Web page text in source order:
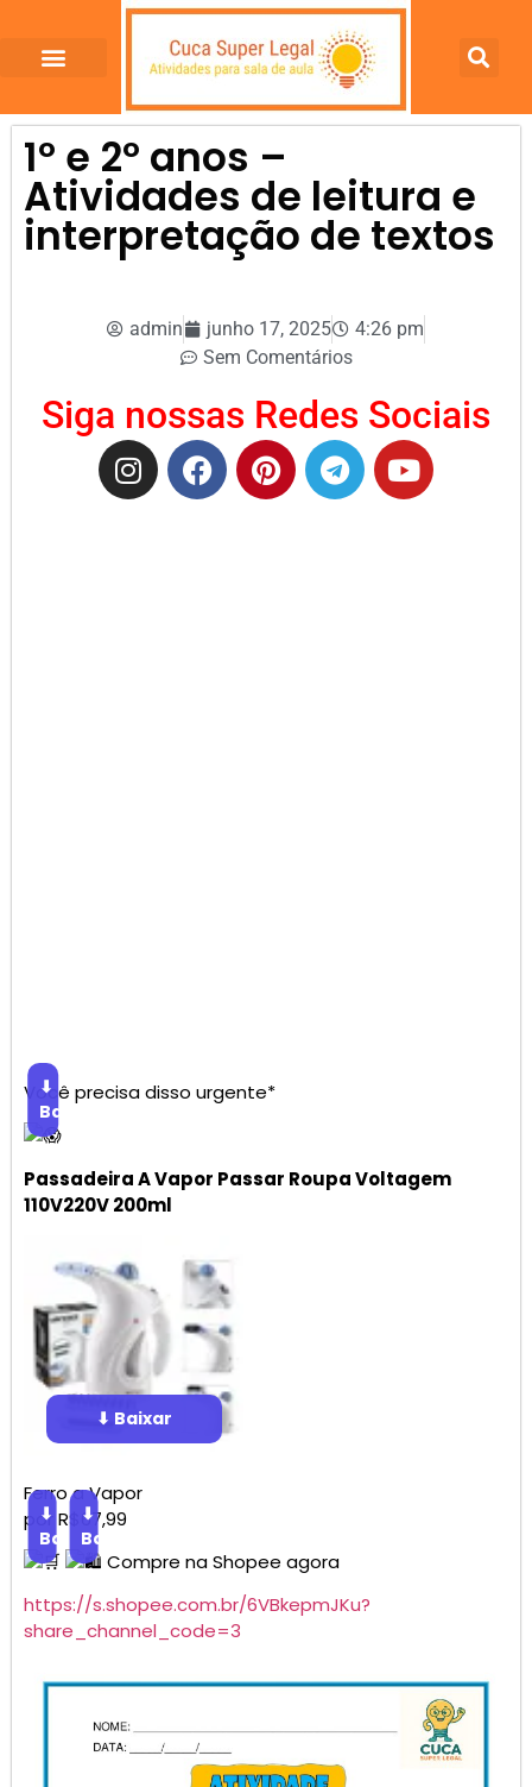
1º e 2º anos –
Atividades de leitura e
interpretação de textos
admin junho 17, 2025
4:26 pm
Sem Comentários
Siga nossas Redes Sociais
Você precisa disso urgente*
⬇
Baixar
Passadeira A Vapor Passar Roupa Voltagem
110V220V 200ml
⬇ Baixar
Ferro a Vapor
por R$67,99
⬇
Baixar
⬇
Baixar
Compre naShopee agora
https://s.shopee.com.br/6VBkepmJKu?
share_channel_code=3